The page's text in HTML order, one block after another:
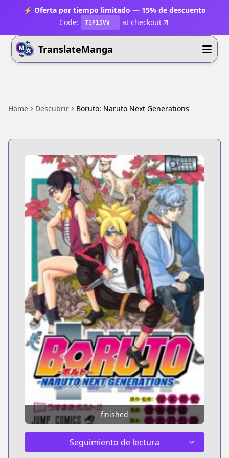
⚡ Oferta por tiempo limitado — 15% de descuento
Code:
T1P15VV at checkout
TranslateManga
Home Descubrir Boruto: Naruto Next Generations
finished
Seguimiento de lectura